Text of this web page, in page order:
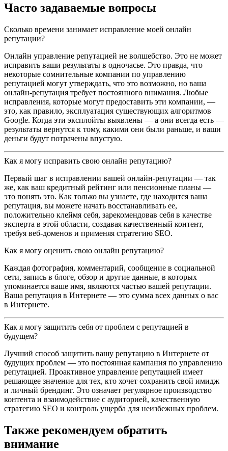
Часто задаваемые вопросы
Сколько времени занимает исправление моей онлайн
репутации?
Онлайн управление репутацией не волшебство. Это не может
исправить ваши результаты в одночасье. Это правда, что
некоторые сомнительные компании по управлению
репутацией могут утверждать, что это возможно, но ваша
онлайн-репутация требует постоянного внимания. Любые
исправления, которые могут предоставить эти компании, —
это, как правило, эксплуатация существующих алгоритмов
Google. Когда эти эксплойты выявлены — а они всегда есть —
результаты вернутся к тому, какими они были раньше, и ваши
деньги будут потрачены впустую.
Как я могу исправить свою онлайн репутацию?
Первый шаг в исправлении вашей онлайн-репутации — так
же, как ваш кредитный рейтинг или пенсионные планы —
это понять это. Как только вы узнаете, где находится ваша
репутация, вы можете начать восстанавливать ее,
положительно клеймя себя, зарекомендовав себя в качестве
эксперта в этой области, создавая качественный контент,
требуя веб-доменов и применяя стратегию SEO.
Как я могу оценить свою онлайн репутацию?
Каждая фотография, комментарий, сообщение в социальной
сети, запись в блоге, обзор и другие данные, в которых
упоминается ваше имя, являются частью вашей репутации.
Ваша репутация в Интернете — это сумма всех данных о вас
в Интернете.
Как я могу защитить себя от проблем с репутацией в
будущем?
Лучший способ защитить вашу репутацию в Интернете от
будущих проблем — это постоянная кампания по управлению
репутацией. Проактивное управление репутацией имеет
решающее значение для тех, кто хочет сохранить свой имидж
и личный брендинг. Это означает регулярное производство
контента и взаимодействие с аудиторией, качественную
стратегию SEO и контроль ущерба для неизбежных проблем.
Также рекомендуем обратить
внимание